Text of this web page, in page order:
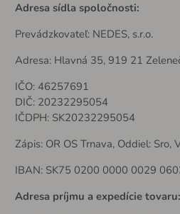
Adresa sídla spoločnosti:
Prevádzkovateľ: NEDES, s.r.o.
Adresa: Hlavná 35, 919 21
IČO: 46257691
DIČ: 20232295054
IČDPH: SK20232295054
Zápis: OR OS Trnava, Oddiel: Sro,
IBAN: SK75 0200 0000 0029
Adresa príjmu a expedície tovaru: